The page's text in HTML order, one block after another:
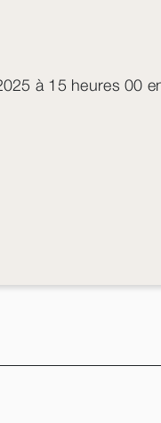
à 15 heures 00